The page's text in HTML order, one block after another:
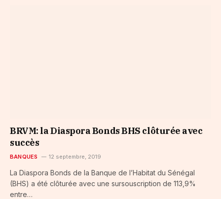
BRVM: la Diaspora Bonds BHS clôturée avec
succès
BANQUES 12 septembre, 2019
La Diaspora Bonds de la Banque de l’Habitat du Sénégal
(BHS) a été clôturée avec une sursouscription de 113,9%
entre…